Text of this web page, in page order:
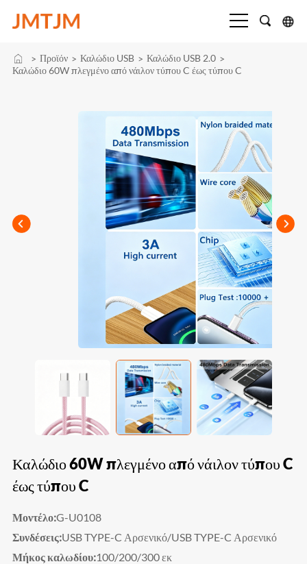
> Προϊόν > Καλώδιο USB > Καλώδιο USB 2.0 >
Καλώδιο 60W πλεγμένο από νάιλον τύπου C έως τύπου C
Καλώδιο 60W πλεγμένο από νάιλον τύπου C
έως τύπου C
Μοντέλο:G-U0108
Συνδέσεις:USB TYPE-C Αρσενικό/USB TYPE-C Αρσενικό
Μήκος καλωδίου:100/200/300 εκ